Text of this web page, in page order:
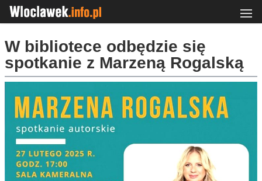
W bibliotece odbędzie się
spotkanie z Marzeną Rogalską